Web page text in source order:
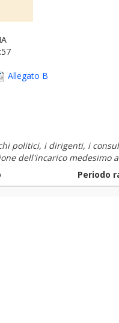
Allegato B
politici, i dirigenti, i
dell'incarico medesimo
Periodo